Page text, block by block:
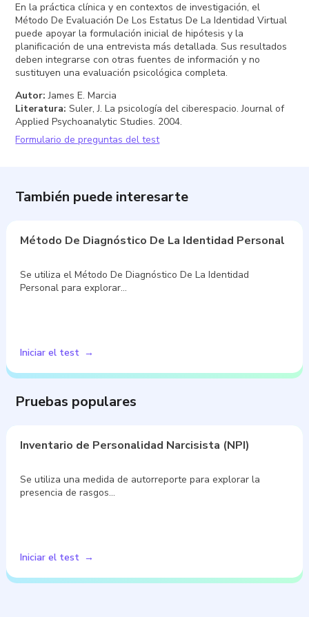
En la práctica clínica y en contextos de investigación, el
Método De Evaluación De Los Estatus De La Identidad Virtual
puede apoyar la formulación inicial de hipótesis y la
planificación de una entrevista más detallada. Sus resultados
deben integrarse con otras fuentes de información y no
sustituyen una evaluación psicológica completa.
Autor: James E. Marcia
Literatura: Suler, J. La psicología del ciberespacio. Journal of
Applied Psychoanalytic Studies. 2004.
Formulario de preguntas del test
También puede interesarte
Método De Diagnóstico De La Identidad Personal
Se utiliza el Método De Diagnóstico De La Identidad
Personal para explorar…
Iniciar el test
Pruebas populares
Inventario de Personalidad Narcisista (NPI)
Se utiliza una medida de autorreporte para explorar la
presencia de rasgos…
Iniciar el test